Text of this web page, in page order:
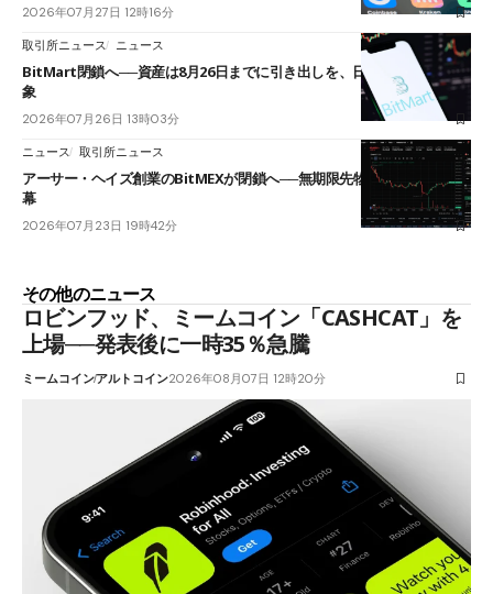
2026年07月27日 12時16分
取引所ニュース ニュース
BitMart閉鎖へ──資産は8月26日までに引き出しを、日本人利用者も対
象
2026年07月26日 13時03分
ニュース 取引所ニュース
アーサー・ヘイズ創業のBitMEXが閉鎖へ──無期限先物を生んだ11年に
幕
2026年07月23日 19時42分
その他のニュース
ロビンフッド、ミームコイン「CASHCAT」を
上場──発表後に一時35％急騰
ミームコインアルトコイン2026年08月07日 12時20分